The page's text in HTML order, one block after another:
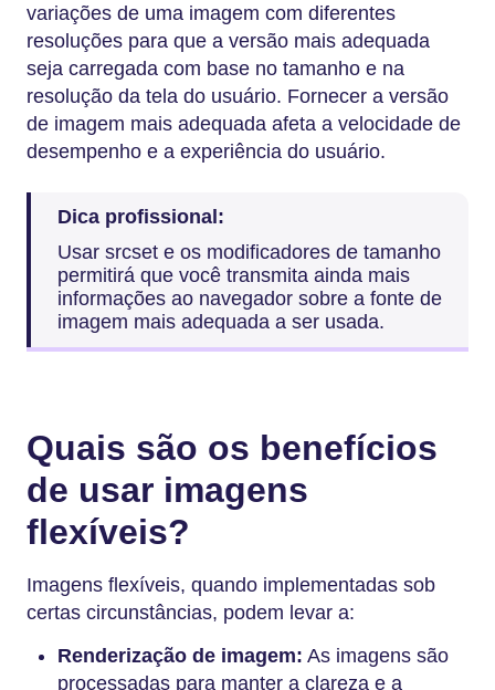
variações de uma imagem com diferentes
resoluções para que a versão mais adequada
seja carregada com base no tamanho e na
resolução da tela do usuário. Fornecer a versão
de imagem mais adequada afeta a velocidade de
desempenho e a experiência do usuário.
Dica profissional:
Usar srcset e os modificadores de tamanho
permitirá que você transmita ainda mais
informações ao navegador sobre a fonte de
imagem mais adequada a ser usada.
Quais são os benefícios
de usar imagens
flexíveis?
Imagens flexíveis, quando implementadas sob
certas circunstâncias, podem levar a:
Renderização de imagem: As imagens são
processadas para manter a clareza e a